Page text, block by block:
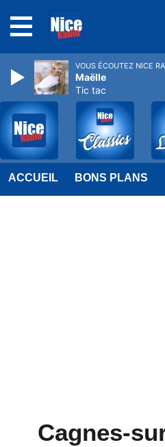
ACCUEIL BONS PLANS
Cagnes-
VOUS ÉCOUTEZ NICE
Maëlle
Tic tac